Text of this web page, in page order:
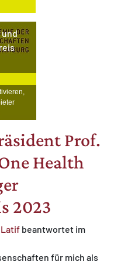
und
Prof.
Health
2023
Latif beantwortet im
für mich als